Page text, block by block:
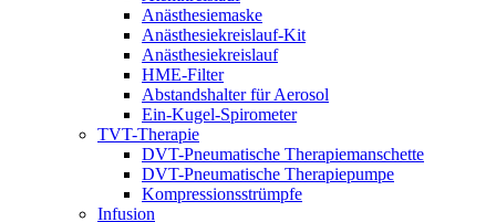
Anästhesiemaske
Anästhesiekreislauf-Kit
Anästhesiekreislauf
HME-Filter
Abstandshalter für Aerosol
Ein-Kugel-Spirometer
TVT-Therapie
DVT-Pneumatische Therapiemanschette
DVT-Pneumatische Therapiepumpe
Kompressionsstrümpfe
Infusion